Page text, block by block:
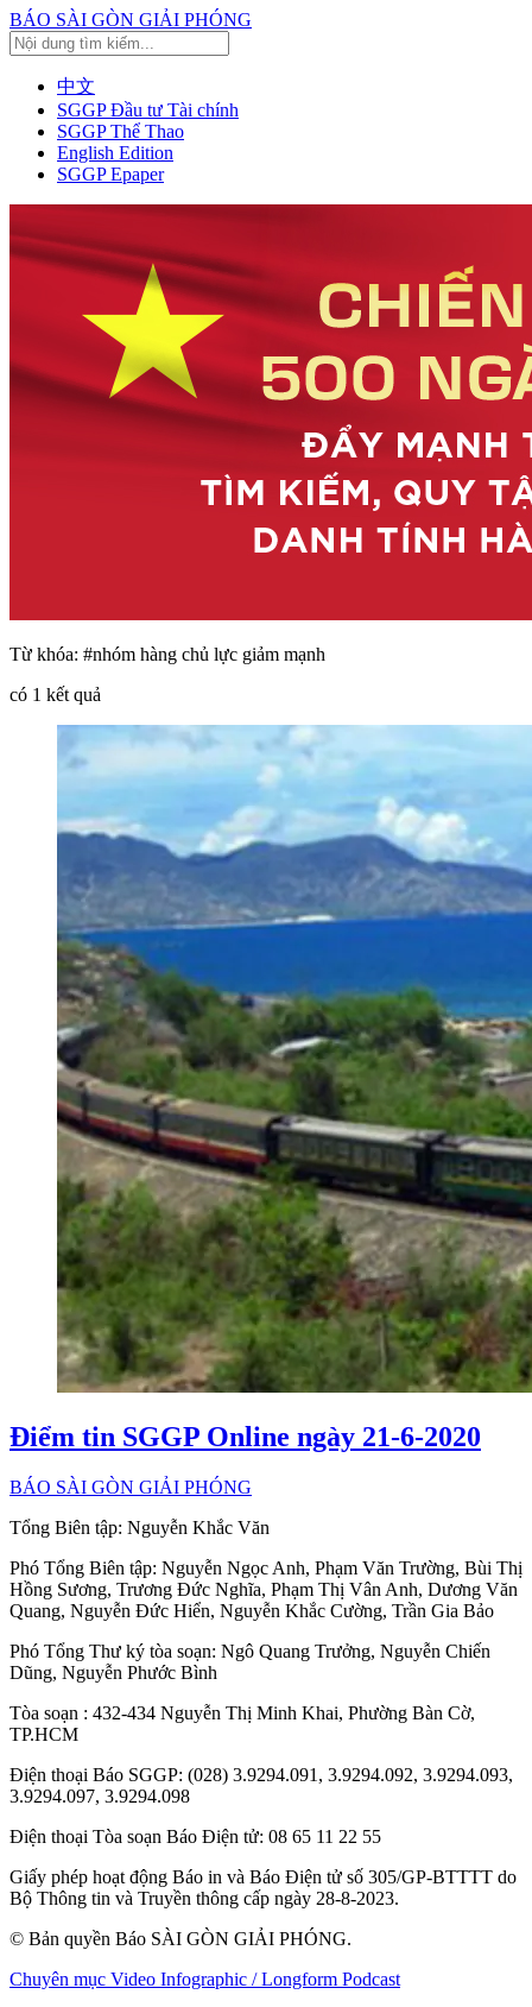
BÁO SÀI GÒN GIẢI PHÓNG
中文
SGGP Đầu tư Tài chính
SGGP Thể Thao
English Edition
SGGP Epaper
Từ khóa: #nhóm hàng chủ lực giảm mạnh
có 1 kết quả
Điểm tin SGGP Online ngày 21-6-2020
BÁO SÀI GÒN GIẢI PHÓNG
Tổng Biên tập: Nguyễn Khắc Văn
Phó Tổng Biên tập: Nguyễn Ngọc Anh, Phạm Văn Trường, Bùi Thị
Hồng Sương, Trương Đức Nghĩa, Phạm Thị Vân Anh, Dương Văn
Quang, Nguyễn Đức Hiển, Nguyễn Khắc Cường, Trần Gia Bảo
Phó Tổng Thư ký tòa soạn: Ngô Quang Trưởng, Nguyễn Chiến
Dũng, Nguyễn Phước Bình
Tòa soạn : 432-434 Nguyễn Thị Minh Khai, Phường Bàn Cờ,
TP.HCM
Điện thoại Báo SGGP: (028) 3.9294.091, 3.9294.092, 3.9294.093,
3.9294.097, 3.9294.098
Điện thoại Tòa soạn Báo Điện tử: 08 65 11 22 55
Giấy phép hoạt động Báo in và Báo Điện tử số 305/GP-BTTTT do
Bộ Thông tin và Truyền thông cấp ngày 28-8-2023.
© Bản quyền Báo SÀI GÒN GIẢI PHÓNG.
Chuyên mục Video Infographic / Longform Podcast